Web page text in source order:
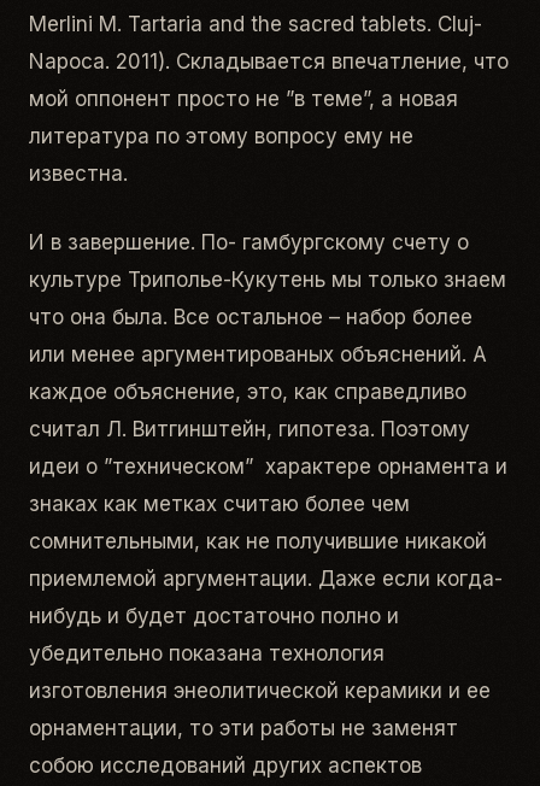
Merlini M. Tartaria and the sacred tablets. Cluj-
Napoca. 2011). Складывается впечатление, что
мой оппонент просто не ”в теме”, а новая
литература по этому вопросу ему не
известна.
И в завершение. По- гамбургскому счету о
культуре Триполье-Кукутень мы только знаем
что она была. Все остальное – набор более
или менее аргументированых объяснений. А
каждое объяснение, это, как справедливо
считал Л. Витгинштейн, гипотеза. Поэтому
идеи о ”техническом” характере орнамента и
знаках как метках считаю более чем
сомнительными, как не получившие никакой
приемлемой аргументации. Даже если когда-
нибудь и будет достаточно полно и
убедительно показана технология
изготовления энеолитической керамики и ее
орнаментации, то эти работы не заменят
собою исследований других аспектов